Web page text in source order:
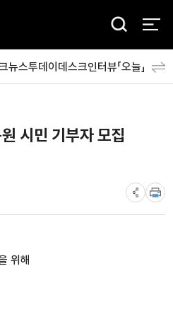
검
뉴스투데이데스크인터뷰「오늘」 분야
시민 기부자 모집
위해